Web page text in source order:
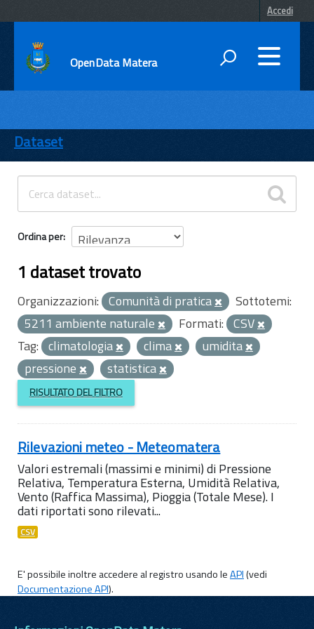
Accedi
OpenData Matera
ENTI
TEMI
INFORMAZIONI
Dataset
Ordina per
1 dataset trovato
Organizzazioni: Comunità di pratica
Sottotemi:
5211 ambiente naturale
Formati: CSV
Tag: climatologia clima
umidita
pressione
statistica
RISULTATO DEL FILTRO
Rilevazioni meteo - Meteomatera
Valori estremali (massimi e minimi) di Pressione
Relativa, Temperatura Esterna, Umidità Relativa,
Vento (Raffica Massima), Pioggia (Totale Mese). I
dati riportati sono rilevati...
CSV
E' possibile inoltre accedere al registro usando leAPI(vedi
Documentazione API).